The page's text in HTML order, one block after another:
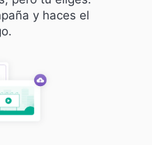
y haces el